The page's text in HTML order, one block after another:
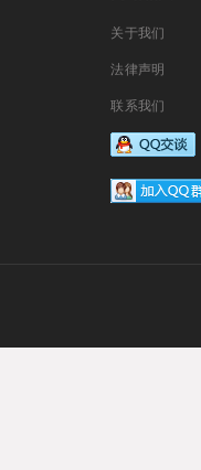
关于我们
法律声明
联系我们